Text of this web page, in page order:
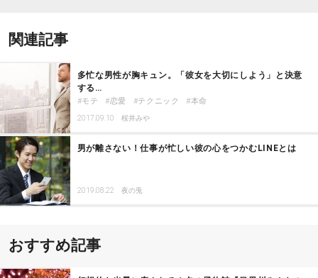
関連記事
多忙な男性が胸キュン。「彼女を大切にしよう」と決意
する…
モテ 恋愛 テクニック 本命
2017.09.10 桜井みや
男が離さない！仕事が忙しい彼の心をつかむLINEとは
2019.08.22 夜の兎
おすすめ記事